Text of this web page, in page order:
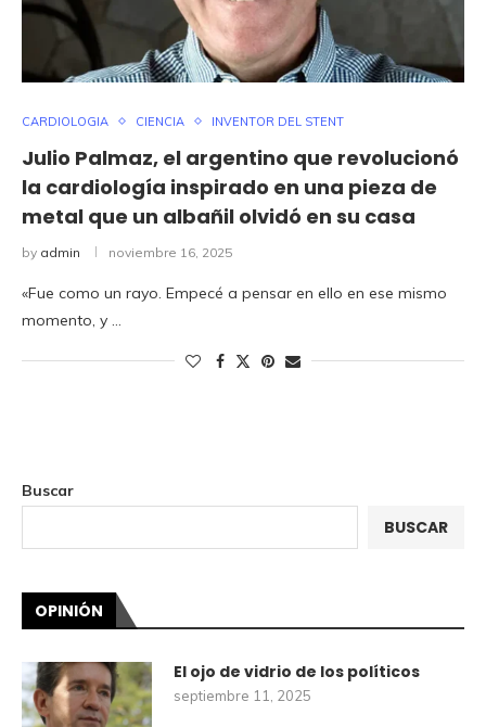
CARDIOLOGIA CIENCIA INVENTOR DEL STENT
Julio Palmaz, el argentino que revolucionó
la cardiología inspirado en una pieza de
metal que un albañil olvidó en su casa
by admin noviembre 16, 2025
«Fue como un rayo. Empecé a pensar en ello en ese mismo
momento, y …
Buscar
BUSCAR
OPINIÓN
El ojo de vidrio de los políticos
septiembre 11, 2025